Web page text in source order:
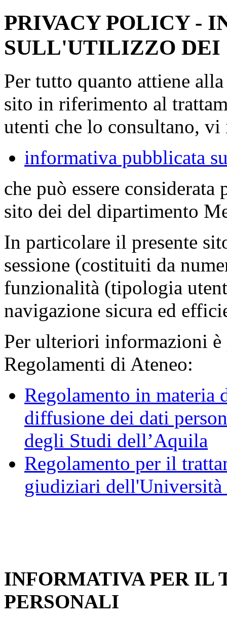
PRIVACY POLICY -
SULL'UTILIZZO DEI
Per tutto quanto attiene
sito in riferimento al
utenti che lo consultano,
informativa pubblicata
che può essere
sito dei del dipartimento
In particolare il presente
sessione (costituiti da
funzionalità (tipologia
navigazione sicura ed
Per ulteriori informazioni è
Regolamenti di Ateneo:
Regolamento in materia
diffusione dei dati
degli Studi dell’Aquila
Regolamento per il
giudiziari
INFORMATIVA PER IL
PERSONALI